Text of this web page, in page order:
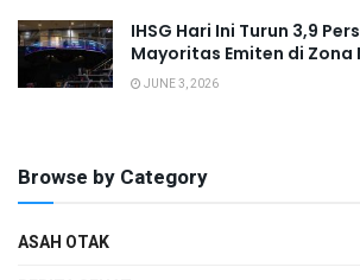
IHSG Hari Ini Turun 3,9
Mayoritas Emiten di Zona
JUNE 3, 2026
Browse by Category
ASAH OTAK